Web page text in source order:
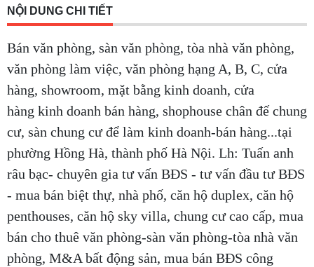
NỘI DUNG CHI TIẾT
Bán văn phòng, sàn văn phòng, tòa nhà văn phòng,
văn phòng làm việc, văn phòng hạng A, B, C, cửa
hàng, showroom, mặt bằng kinh doanh, cửa
hàng kinh doanh bán hàng, shophouse chân đế chung
cư, sàn chung cư để làm kinh doanh-bán hàng...tại
phường Hồng Hà, thành phố Hà Nội. Lh: Tuấn anh
râu bạc- chuyên gia tư vấn BĐS - tư vấn đầu tư BĐS
- mua bán biệt thự, nhà phố, căn hộ duplex, căn hộ
penthouses, căn hộ sky villa, chung cư cao cấp, mua
bán cho thuê văn phòng-sàn văn phòng-tòa nhà văn
phòng, M&A bất động sản, mua bán BĐS công